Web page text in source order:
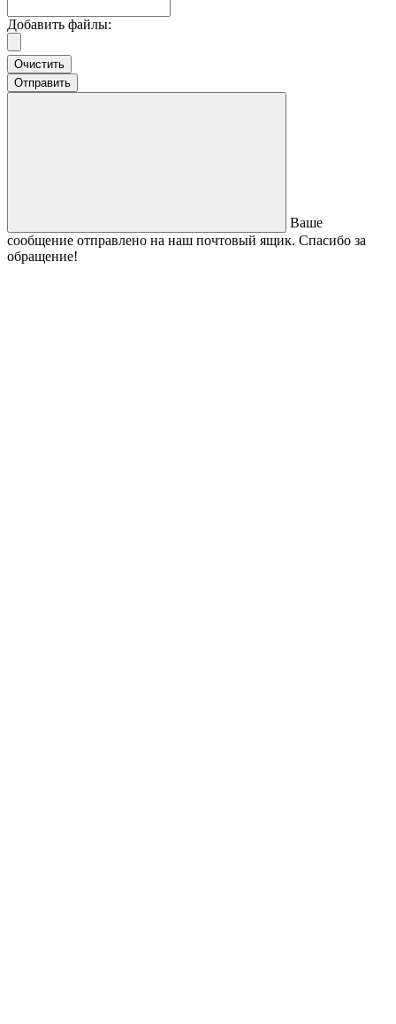
Добавить файлы:
Очистить
Отправить
Ваше
сообщение отправлено на наш почтовый ящик. Спасибо за
обращение!